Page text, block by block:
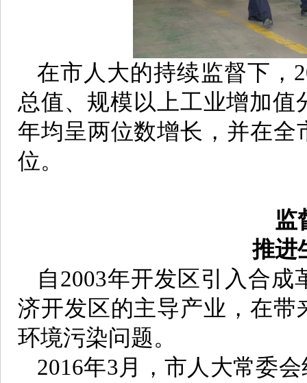
在市人大的持续监督下，
总值、规模以上工业增加值
年均呈两位数增长，并在
位。
监
推进
自2003年开发区引入合
济开发区的主导产业，在
环境污染问题。
2016年3月，市人大常委